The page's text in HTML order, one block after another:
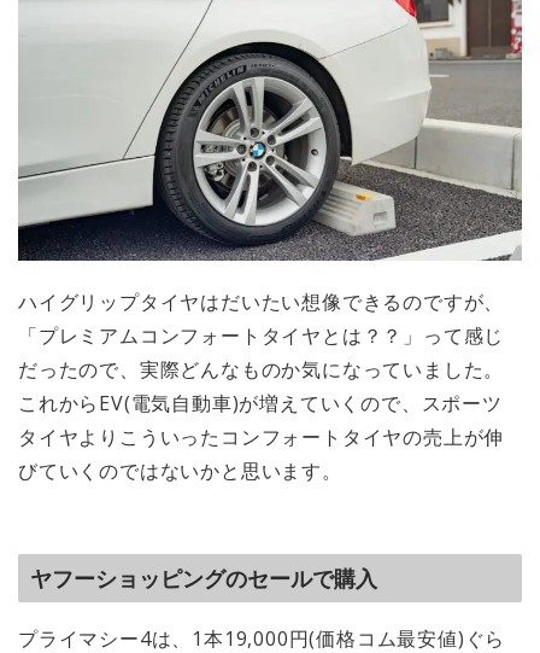
ハイグリップタイヤはだいたい想像できるのですが、
「プレミアムコンフォートタイヤとは？？」って感じ
だったので、実際どんなものか気になっていました。
これからEV(電気自動車)が増えていくので、スポーツ
タイヤよりこういったコンフォートタイヤの売上が伸
びていくのではないかと思います。
ヤフーショッピングのセールで購入
プライマシー4は、1本19,000円(価格コム最安値)ぐら